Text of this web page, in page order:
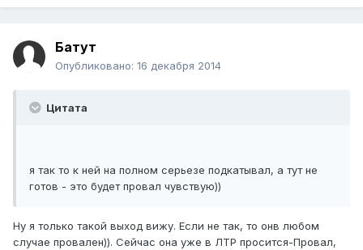
Батут
Опубликовано: 16 декабря 2014
Цитата
я так то к ней на полном серьезе подкатывал, а тут не
готов - это будет провал чувствую))
Ну я только такой выход вижу. Если не так, то онв любом
случае провален)). Сейчас она уже в ЛТР просится-Провал,